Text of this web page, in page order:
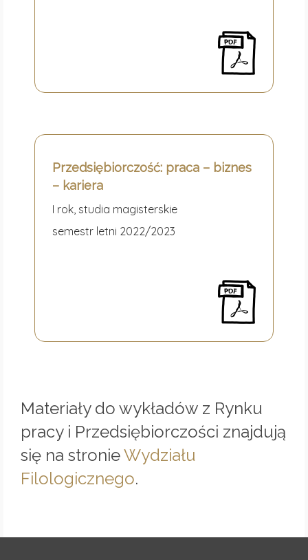
Przedsiębiorczość: praca – biznes
– kariera
I rok, studia magisterskie
semestr letni 2022/2023
Materiały do wykładów z Rynku
pracy i Przedsiębiorczości znajdują
się na stronieWydziału
Filologicznego.